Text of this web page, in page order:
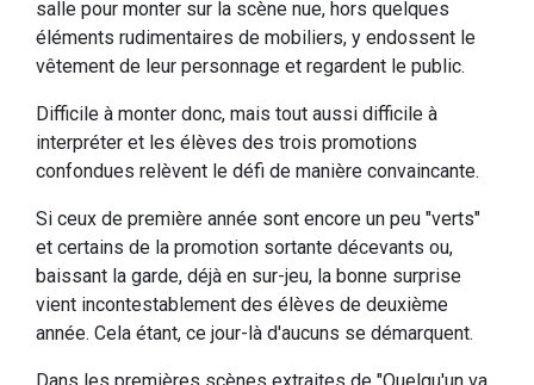
salle pour monter sur la scène nue, hors quelques
éléments rudimentaires de mobiliers, y endossent le
vêtement de leur personnage et regardent le public.
Difficile à monter donc, mais tout aussi difficile à
interpréter et les élèves des trois promotions
confondues relèvent le défi de manière convaincante.
Si ceux de première année sont encore un peu "verts"
et certains de la promotion sortante décevants ou,
baissant la garde, déjà en sur-jeu, la bonne surprise
vient incontestablement des élèves de deuxième
année. Cela étant, ce jour-là d'aucuns se démarquent.